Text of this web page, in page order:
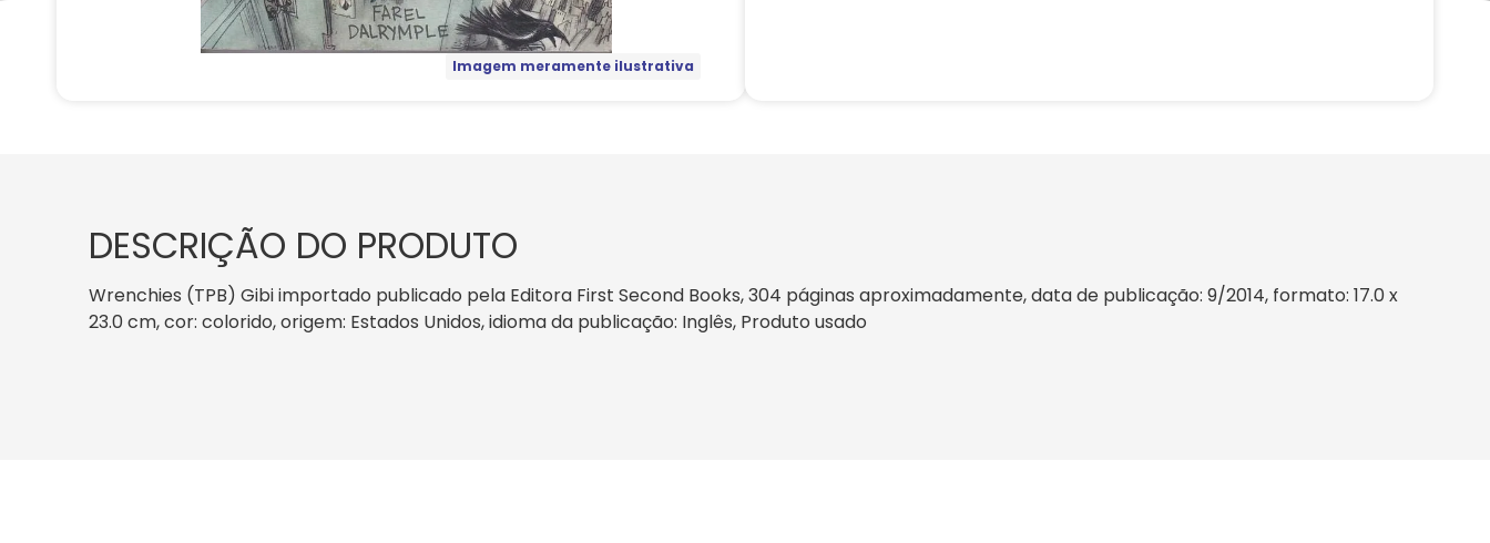
Imagem meramente ilustrativa
DESCRIÇÃO DO PRODUTO
Wrenchies (TPB) Gibi importado publicado pela Editora First Second Books, 304 páginas aproximadamente, data de publicação: 9/2014, formato: 17.0 x
23.0 cm, cor: colorido, origem: Estados Unidos, idioma da publicação: Inglês, Produto usado